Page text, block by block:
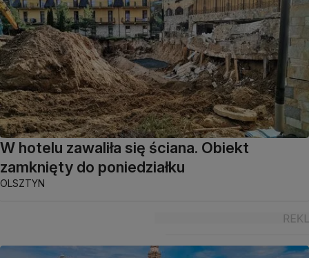
W hotelu zawaliła się ściana. Obiekt
zamknięty do poniedziałku
OLSZTYN